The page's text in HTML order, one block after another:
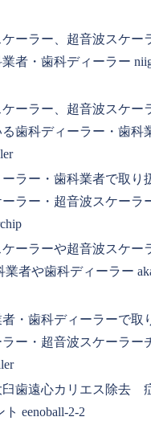
ーラー、超音波スケー
者・歯科ディーラー
ーラー、超音波スケー
歯科ディーラー・歯科
ラー・歯科業者で取り
ラー・超音波スケーラ
ーラーや超音波スケー
者や歯科ディーラー
・歯科ディーラーで取
ー・超音波スケーラー
臼歯遠心カリエス除去
eenoball-2-2